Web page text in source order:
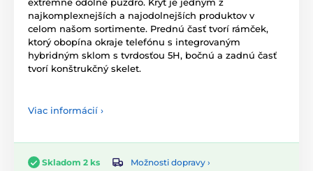
najkomplexnejších a najodolnejších produktov v
celom našom sortimente. Prednú časť tvorí rámček,
ktorý obopína okraje telefónu s integrovaným
hybridným sklom s tvrdosťou 5H, bočnú a zadnú časť
tvorí konštrukčný skelet.
Viac informácií ›
Skladom 2 ks
Možnosti dopravy ›